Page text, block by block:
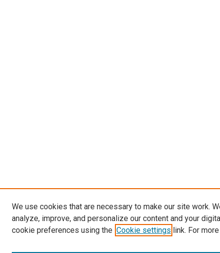
We use cookies that are necessary to make our site work.
analyze, improve, and personalize our content and your
cookie preferences using the Cookie settings link. For